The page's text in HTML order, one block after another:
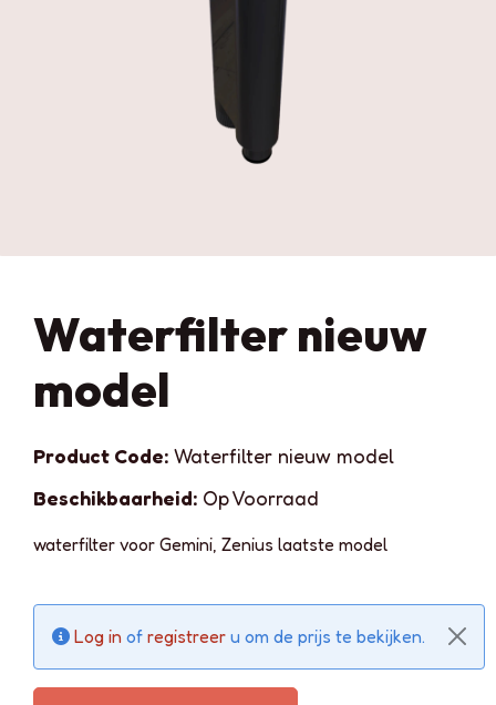
Waterfilter nieuw
model
Product Code: Waterfilter nieuw model
Beschikbaarheid: Op Voorraad
waterfilter voor Gemini, Zenius laatste model
Log in of registreer u om de prijs te bekijken.